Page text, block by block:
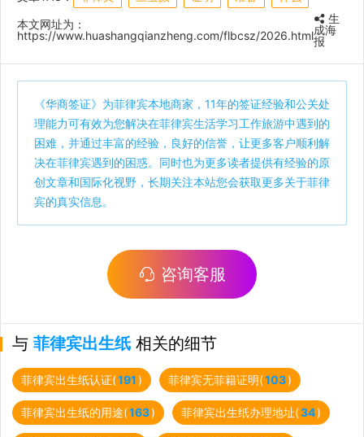
本文网址为：
https://www.huashangqianzheng.com/flbcsz/2026.html
生
成海
报
《华商签证》为菲律宾本地商家，11年的签证经验和公关处
理能力可有效为您解决在菲律宾生活学习工作旅游中遇到的
困难，并通过丰富的经验，良好的信誉，让更多客户顺利解
决在菲律宾遇到的困惑。同时也为更多读者提供有经验的原
创文章和国际化视野，长期关注本站您会获取更多关于菲律
宾的真实信息。
咨询客服
与 菲律宾出生纸 相关的细节
菲律宾出生纸认证(191) 菲律宾无菲籍证明(103)
菲律宾出生纸的用途(163) 菲律宾出生纸办理地址(34)